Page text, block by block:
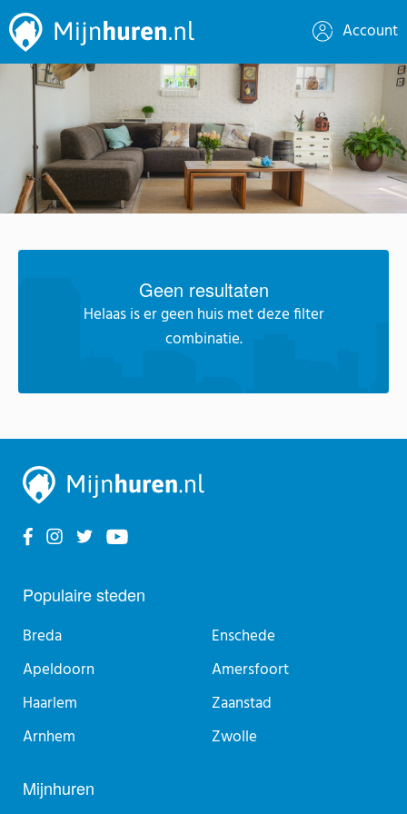
Account
Geen resultaten
Helaas is er geen huis met deze filter
combinatie.
Populaire steden
Breda
Apeldoorn
Haarlem
Arnhem
Enschede
Amersfoort
Zaanstad
Zwolle
Mijnhuren